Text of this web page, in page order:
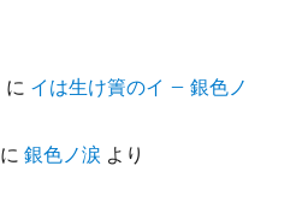
に イは生け簀のイ – 銀色ノ
に銀色ノ涙 より